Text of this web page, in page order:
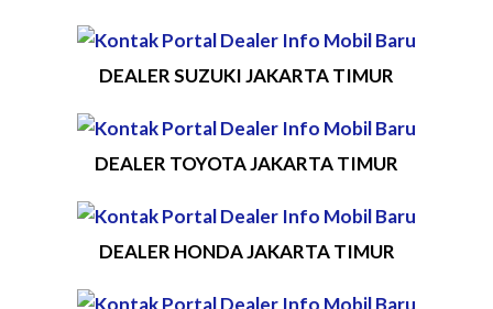
DEALER SUZUKI JAKARTA TIMUR
DEALER TOYOTA JAKARTA TIMUR
DEALER HONDA JAKARTA TIMUR